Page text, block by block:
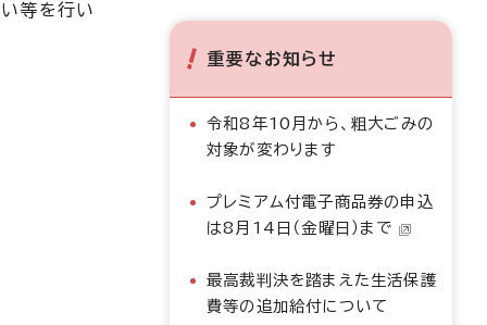
等を行い
重要なお知らせ
令和8年10月から、粗大ごみの
対象が変わります
プレミアム付電子商品券の申込
は8月14日（金曜日）まで
最高裁判決を踏まえた生活保護
費等の追加給付について